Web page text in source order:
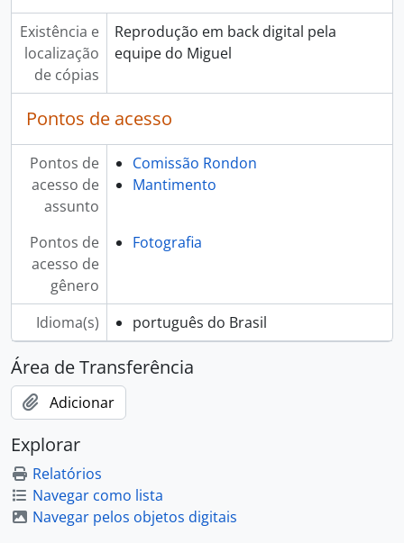
Existência e
localização
de cópias
Reprodução em back digital pela
equipe do Miguel
Pontos de acesso
Pontos de
acesso de
assunto
Comissão Rondon
Mantimento
Pontos de
acesso de
gênero
Fotografia
Idioma(s) português do Brasil
Área de Transferência
Adicionar
Explorar
Relatórios
Navegar como lista
Navegar pelos objetos digitais